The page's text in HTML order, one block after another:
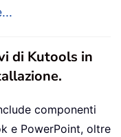
di Kutools in
componenti
e PowerPoint, oltre